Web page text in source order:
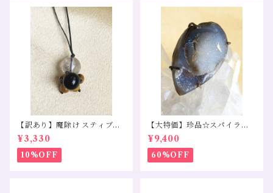
【訳あり】魔除け スティブナ
イトインクォーツ モリオン タ
イガーアイ
¥3,330
10%OFF
【大特価】珍品☆スパイララ
イトペンダントトップS925
¥9,400
60%OFF